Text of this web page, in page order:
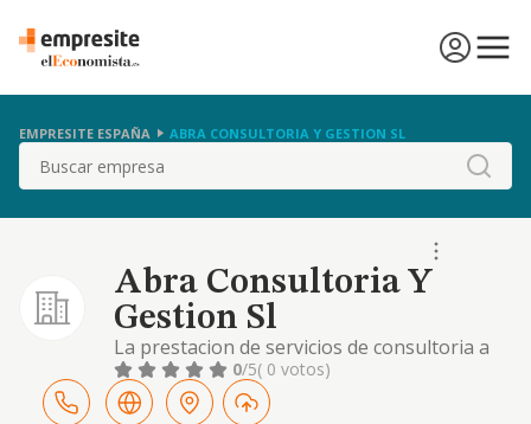
EMPRESITE ESPAÑA ABRA CONSULTORIA Y GESTION SL
Buscar
Abra Consultoria Y
Gestion Sl
La prestacion de servicios de consultoria a
las empresas 0/5( 0 votos)